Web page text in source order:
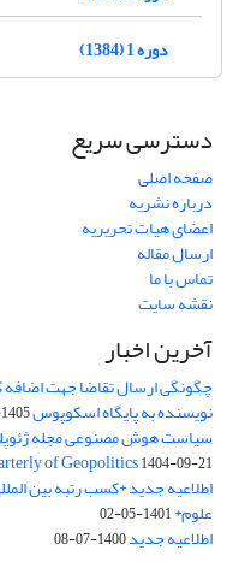
دوره 1 (1384)
دسترسی سریع
صفحه اصلی
درباره نشریه
اعضای هیات تحریریه
ارسال مقاله
تماس با ما
نقشه سایت
آخرین اخبار
چگونگی ارسال تقاضا جهت
نویسنده به پایگاه اسکوپوس1405-04-27
سیاست هوش مصنوعی مجله
of Geopolitics1404-09-21
اطلاعیه جدید *کسب رتبه بین
علوم*1401-05-02
اطلاعیه جدید1400-07-08